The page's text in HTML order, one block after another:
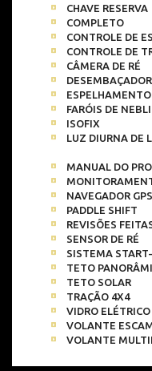
CHAVE RESERVA
COMPLETO
CONTROLE DE
CONTROLE DE
CÂMERA DE RÉ
FARÓIS DE
ISOFIX
LUZ DIURNA DE
MANUAL DO
NAVEGADOR GPS
PADDLE SHIFT
REVISÕES
SENSOR DE RÉ
SISTEMA
TETO
TETO SOLAR
TRAÇÃO 4X4
VIDRO ELÉTRICO
VOLANTE
VOLANTE